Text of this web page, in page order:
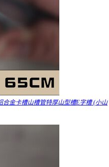
金卡槽山槽管特厚山型槽E字槽 (小山